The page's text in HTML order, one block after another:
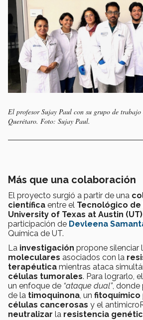
El profesor Sujay Paul con su grupo de trabajo
Querétaro. Foto: Sujay Paul.
Más que una colaboración
El proyecto surgió a partir de una
científica entre el Tecnológico
University of Texas at Austin (UT)
participación de Devleena
Química de UT.
La investigación propone silenciar
moleculares asociados con la
terapéutica mientras ataca
células tumorales. Para lograrlo, el
un enfoque de “ataque dual”, donde
de la timoquinona, un fitoquímico
células cancerosas y el
neutralizar la resistencia